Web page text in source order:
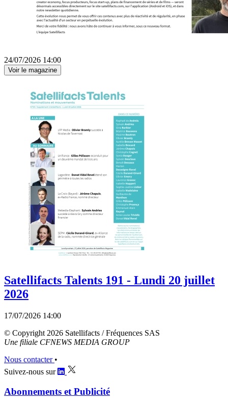
24/07/2026 14:00
Voir le magazine
Satellifacts Talents 191 - Lundi 20 juillet
2026
17/07/2026 14:00
© Copyright 2026 Satellifacts / Fréquences SAS
Une filiale CFNEWS MEDIA GROUP
Nous contacter •
Suivez-nous sur
Abonnements et Publicité